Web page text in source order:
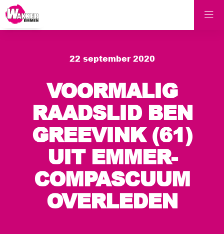
22 september 2020
VOORMALIG
RAADSLID BEN
GREEVINK (61)
UIT EMMER-
COMPASCUUM
OVERLEDEN